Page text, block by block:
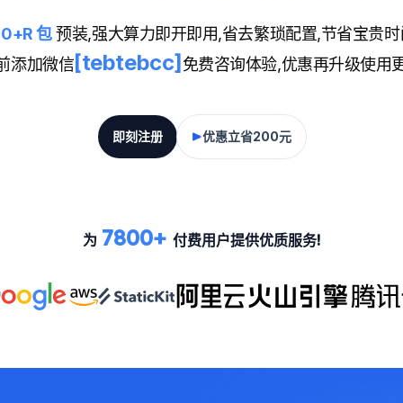
包预装,强大算力即开即用,省去繁琐配置,节省宝贵时
添加微信[tebtebcc]免费咨询体验,优惠再升级使用
即刻注册 优惠立省200元
为 7800+ 付费用户提供优质服务!